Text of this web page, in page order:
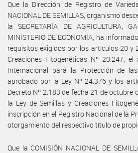
Que la Dirección de Registro de
NACIONAL DE SEMILLAS, organismo
la SECRETARÍA DE AGRICULTURA,
MINISTERIO DE ECONOMÍA, ha
requisitos exigidos por los artículos 20 y
Creaciones Fitogenéticas Nº 20.247,
Internacional para la Protección de las
aprobado por la Ley Nº 24.376 y los
Decreto Nº 2.183 de fecha 21 de octubre
la Ley de Semillas y Creaciones
inscripción en el Registro Nacional de la
otorgamiento del respectivo título de
Que la COMISIÓN NACIONAL DE